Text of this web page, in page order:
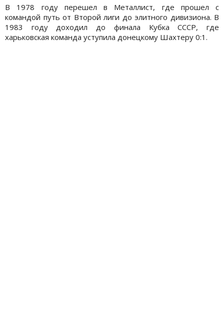
В 1978 году перешел в Металлист, где прошел с
командой путь от Второй лиги до элитного дивизиона. В
1983 году доходил до финала Кубка СССР, где
харьковская команда уступила донецкому Шахтеру 0:1.